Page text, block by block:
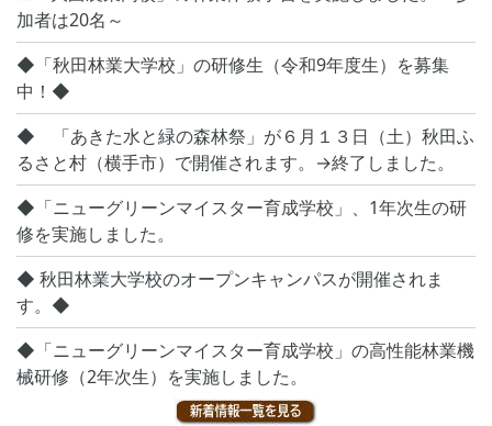
加者は20名～
◆「秋田林業大学校」の研修生（令和9年度生）を募集
中！◆
◆ 「あきた水と緑の森林祭」が６月１３日（土）秋田ふ
るさと村（横手市）で開催されます。→終了しました。
◆「ニューグリーンマイスター育成学校」、1年次生の研
修を実施しました。
◆ 秋田林業大学校のオープンキャンパスが開催されま
す。◆
◆「ニューグリーンマイスター育成学校」の高性能林業機
械研修（2年次生）を実施しました。